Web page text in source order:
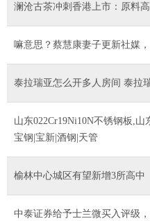
澜沧古茶冲刺香港上市：原料
嘛意思？蔡慧康妻子更新社媒
泰拉瑞亚怎么开多人房间 泰拉
山东022Cr19Ni10N不锈钢板,山
宝钢|宝新|酒钢|天管
榆林中心城区有望新增3所高中
中泰证券给予士兰微买入评级